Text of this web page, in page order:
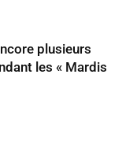
plusieurs
les « Mardis